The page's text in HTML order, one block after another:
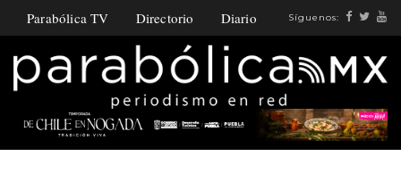
Parabólica TV Directorio Diario Síguenos: